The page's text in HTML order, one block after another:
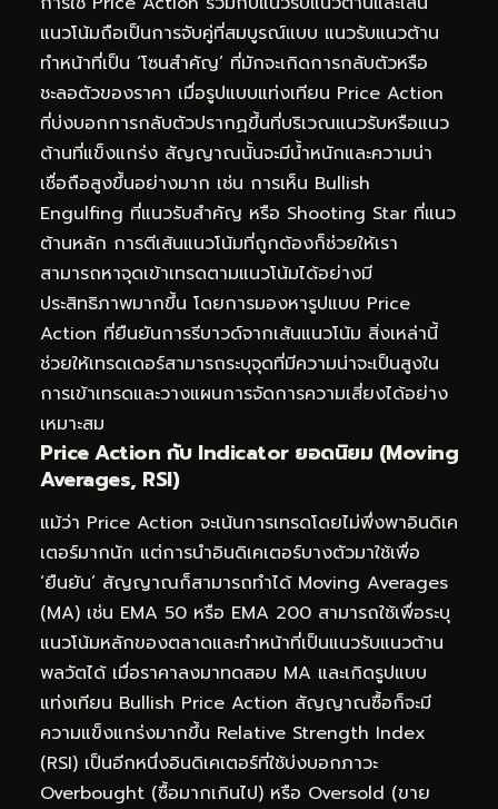
แนวโน้มถือเป็นการจับคู่ที่สมบูรณ์แบบ แนวรับแนวต้าน
ทำหน้าที่เป็น ‘โซนสำคัญ’ ที่มักจะเกิดการกลับตัวหรือ
ชะลอตัวของราคา เมื่อรูปแบบแท่งเทียน Price Action
ที่บ่งบอกการกลับตัวปรากฏขึ้นที่บริเวณแนวรับหรือแนว
ต้านที่แข็งแกร่ง สัญญาณนั้นจะมีน้ำหนักและความน่า
เชื่อถือสูงขึ้นอย่างมาก เช่น การเห็น Bullish
Engulfing ที่แนวรับสำคัญ หรือ Shooting Star ที่แนว
ต้านหลัก การตีเส้นแนวโน้มที่ถูกต้องก็ช่วยให้เรา
สามารถหาจุดเข้าเทรดตามแนวโน้มได้อย่างมี
ประสิทธิภาพมากขึ้น โดยการมองหารูปแบบ Price
Action ที่ยืนยันการรีบาวด์จากเส้นแนวโน้ม สิ่งเหล่านี้
ช่วยให้เทรดเดอร์สามารถระบุจุดที่มีความน่าจะเป็นสูงใน
การเข้าเทรดและวางแผนการจัดการความเสี่ยงได้อย่าง
เหมาะสม
Price Action กับ Indicator ยอดนิยม (Moving
Averages, RSI)
แม้ว่า Price Action จะเน้นการเทรดโดยไม่พึ่งพาอินดิเค
เตอร์มากนัก แต่การนำอินดิเคเตอร์บางตัวมาใช้เพื่อ
‘ยืนยัน’ สัญญาณก็สามารถทำได้ Moving Averages
(MA) เช่น EMA 50 หรือ EMA 200 สามารถใช้เพื่อระบุ
แนวโน้มหลักของตลาดและทำหน้าที่เป็นแนวรับแนวต้าน
พลวัตได้ เมื่อราคาลงมาทดสอบ MA และเกิดรูปแบบ
แท่งเทียน Bullish Price Action สัญญาณซื้อก็จะมี
ความแข็งแกร่งมากขึ้น Relative Strength Index
(RSI) เป็นอีกหนึ่งอินดิเคเตอร์ที่ใช้บ่งบอกภาวะ
Overbought (ซื้อมากเกินไป) หรือ Oversold (ขาย